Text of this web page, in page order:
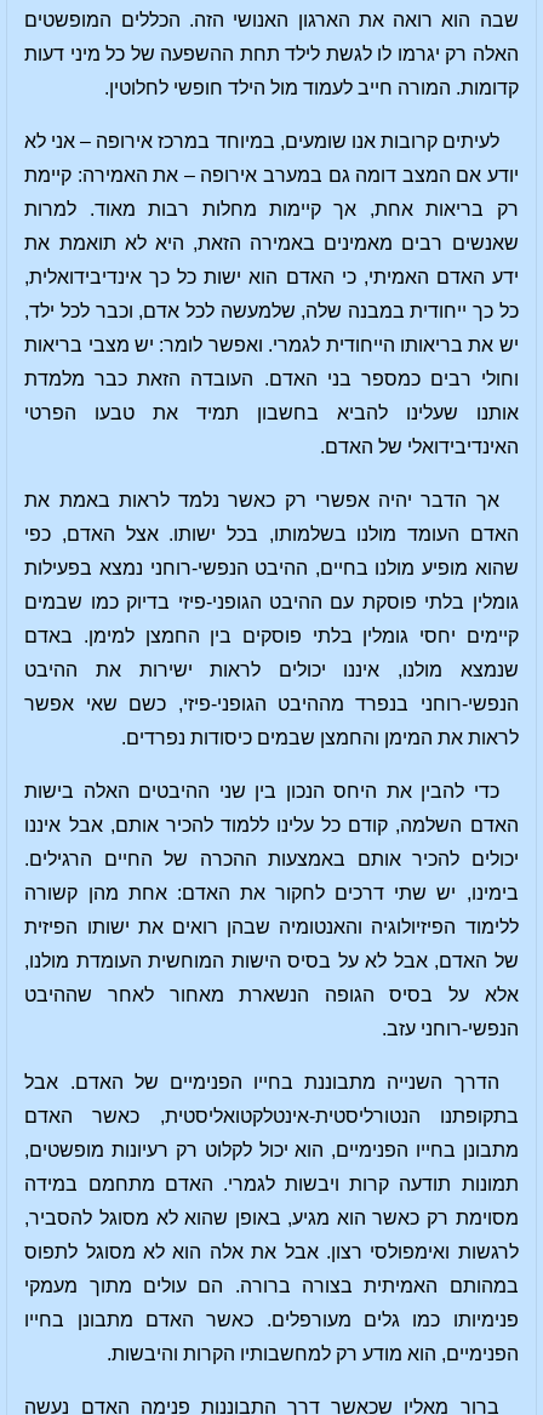
שבה הוא רואה את הארגון האנושי הזה. הכללים המופשטים
האלה רק יגרמו לו לגשת לילד תחת ההשפעה של כל מיני דעות
קדומות. המורה חייב לעמוד מול הילד חופשי לחלוטין.
לעיתים קרובות אנו שומעים, במיוחד במרכז אירופה – אני לא
יודע אם המצב דומה גם במערב אירופה – את האמירה: קיימת
רק בריאות אחת, אך קיימות מחלות רבות מאוד. למרות
שאנשים רבים מאמינים באמירה הזאת, היא לא תואמת את
ידע האדם האמיתי, כי האדם הוא ישות כל כך אינדיבידואלית,
כל כך ייחודית במבנה שלה, שלמעשה לכל אדם, וכבר לכל ילד,
יש את בריאותו הייחודית לגמרי. ואפשר לומר: יש מצבי בריאות
וחולי רבים כמספר בני האדם. העובדה הזאת כבר מלמדת
אותנו שעלינו להביא בחשבון תמיד את טבעו הפרטי
האינדיבידואלי של האדם.
אך הדבר יהיה אפשרי רק כאשר נלמד לראות באמת את
האדם העומד מולנו בשלמותו, בכל ישותו. אצל האדם, כפי
שהוא מופיע מולנו בחיים, ההיבט הנפשי-רוחני נמצא בפעילות
גומלין בלתי פוסקת עם ההיבט הגופני-פיזי בדיוק כמו שבמים
קיימים יחסי גומלין בלתי פוסקים בין החמצן למימן. באדם
שנמצא מולנו, איננו יכולים לראות ישירות את ההיבט
הנפשי-רוחני בנפרד מההיבט הגופני-פיזי, כשם שאי אפשר
לראות את המימן והחמצן שבמים כיסודות נפרדים.
כדי להבין את היחס הנכון בין שני ההיבטים האלה בישות
האדם השלמה, קודם כל עלינו ללמוד להכיר אותם, אבל איננו
יכולים להכיר אותם באמצעות ההכרה של החיים הרגילים.
בימינו, יש שתי דרכים לחקור את האדם: אחת מהן קשורה
ללימוד הפיזיולוגיה והאנטומיה שבהן רואים את ישותו הפיזית
של האדם, אבל לא על בסיס הישות המוחשית העומדת מולנו,
אלא על בסיס הגופה הנשארת מאחור לאחר שההיבט
הנפשי-רוחני עזב.
הדרך השנייה מתבוננת בחייו הפנימיים של האדם. אבל
בתקופתנו הנטורליסטית-אינטלקטואליסטית, כאשר האדם
מתבונן בחייו הפנימיים, הוא יכול לקלוט רק רעיונות מופשטים,
תמונות תודעה קרות ויבשות לגמרי. האדם מתחמם במידה
מסוימת רק כאשר הוא מגיע, באופן שהוא לא מסוגל להסביר,
לרגשות ואימפולסי רצון. אבל את אלה הוא לא מסוגל לתפוס
במהותם האמיתית בצורה ברורה. הם עולים מתוך מעמקי
פנימיותו כמו גלים מעורפלים. כאשר האדם מתבונן בחייו
הפנימיים, הוא מודע רק למחשבותיו הקרות והיבשות.
ברור מאליו שכאשר דרך התבוננות פנימה האדם נעשה